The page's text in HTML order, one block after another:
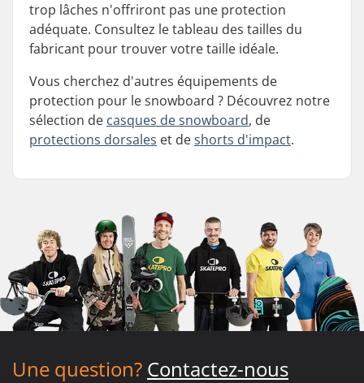
trop lâches n'offriront pas une protection
adéquate. Consultez le tableau des tailles du
fabricant pour trouver votre taille idéale.
Vous cherchez d'autres équipements de
protection pour le snowboard ? Découvrez notre
sélection de casques de snowboard, de
protections dorsales et deshorts d'impact.
Une question? Contactez-nous